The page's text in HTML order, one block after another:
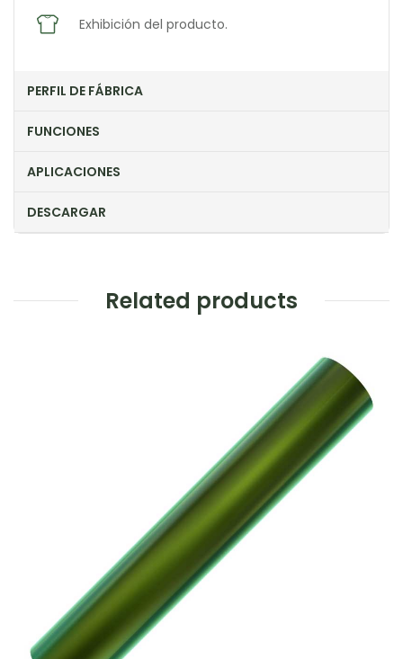
Exhibición del producto.
PERFIL DE FÁBRICA
FUNCIONES
APLICACIONES
DESCARGAR
Related products